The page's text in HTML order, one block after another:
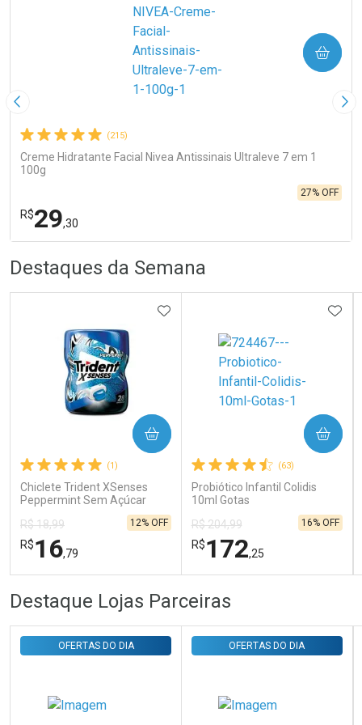
Imagem Anterior
(215)
Creme Hidratante Facial Nivea Antissinais Ultraleve 7 em 1
100g
R$29,30
27% OFF
COMPRAR
Laboratório
Comprar sem Desconto
Por R$ 29,30/cada
Por Menos
Comprar sem Desconto
Por R$ 29,30/cada
Destaques da Semana
(1)
Chiclete Trident XSenses
Peppermint Sem Açúcar
R$ 18,99
R$16,79
12% OFF
ADICIONAR AOS FAVORITOS
COMPRAR
FECHAR
Laboratório
FECHAR
Por Menos
(63)
Probiótico Infantil Colidis
10ml Gotas
R$ 204,99
R$172,25
16% OFF
COMPRAR
Por Menos
Destaque Lojas Parceiras
OFERTAS DO DIA OFERTAS DO DIA